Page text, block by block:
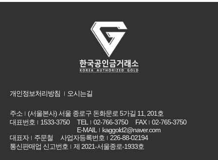
개인정보처리방침 오시는길
주소
(서울본사) 서울 종로구 돈화문로 5가길 11, 201호
대표번호
1533-3750 TEL 02-766-3750 FAX
02-765-3750
E-MAIL
kaggold2@naver.com
대표자
주문철 사업자등록번호
226-88-02194
통신판매업 신고번호
제 2021-서울종로-1933호